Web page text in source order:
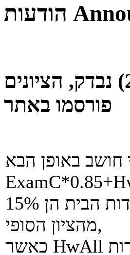
הודעות
המבחן מועד מילואים (סמסטר אביב 25) נבדק, הציונים
פורסמו באתר
כלומר, המבחן הוא 85% מהציון הסופי, ועבודות הבית הן 15%
מהציון הסופי,